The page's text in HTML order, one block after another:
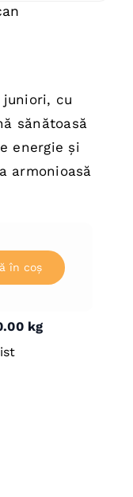
cu
sănătoasă
energie și
armonioasă
în coș
kg